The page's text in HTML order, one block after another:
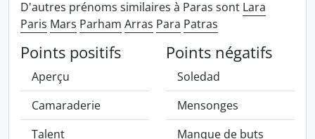
D'autres prénoms similaires à Paras sont Lara
Paris Mars Parham Arras Para Patras
Points positifs
Aperçu
Camaraderie
Talent
Points négatifs
Soledad
Mensonges
Manque de buts